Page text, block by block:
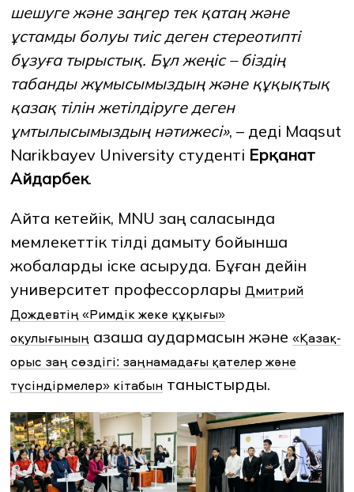
шешуге және заңгер тек қатаң және
ұстамды болуы тиіс деген стереотипті
бұзуға тырыстық. Бұл жеңіс – біздің
табанды жұмысымыздың және құқықтық
қазақ тілін жетілдіруге деген
ұмтылысымыздың нәтижесі», – деді Maqsut
Narikbayev University студенті Ерқанат
Айдарбек.
Айта кетейік, MNU заң саласында
мемлекеттік тілді дамыту бойынша
жобаларды іске асыруда. Бұған дейін
университет профессорларыДмитрий
Дождевтің «Римдік жеке құқығы»
оқулығының қазақша аудармасын және«Қазақ-
орыс заң сөздігі: заңнамадағы қателер және
түсіндірмелер» кітабын таныстырды.